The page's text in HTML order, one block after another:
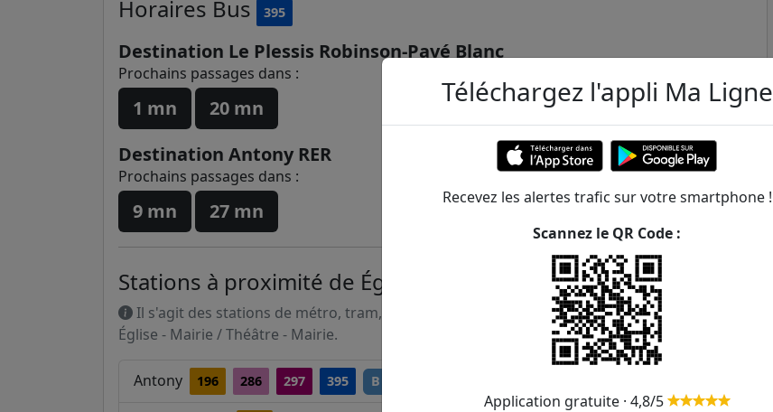
Horaires Bus 395
Destination Le Plessis Robinson-Pavé Blanc
Prochains passages dans :
1 mn
20 mn
Destination Antony RER
Prochains passages dans :
9 mn 27 mn
Stations à proximité de Église - Mairie / Théâtre - Mairie
Il s'agit des stations de métro, tram, RER et transilien situées à moins de 1km de la gare
Église - Mairie / Théâtre - Mairie.
Antony 196 286 297 395 B
Téléchargez l'appli Ma Ligne
Recevez les alertes trafic sur votre smartphone !
Scannez le QR Code :
Application gratuite · 4,8/5